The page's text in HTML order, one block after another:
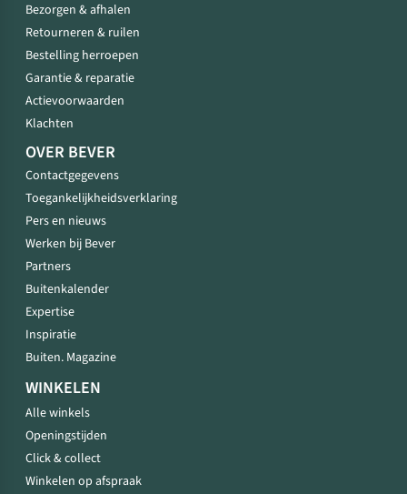
Bezorgen & afhalen
Retourneren & ruilen
Bestelling herroepen
Garantie & reparatie
Actievoorwaarden
Klachten
OVER BEVER
Contactgegevens
Toegankelijkheidsverklaring
Pers en nieuws
Werken bij Bever
Partners
Buitenkalender
Expertise
Inspiratie
Buiten. Magazine
WINKELEN
Alle winkels
Openingstijden
Click & collect
Winkelen op afspraak